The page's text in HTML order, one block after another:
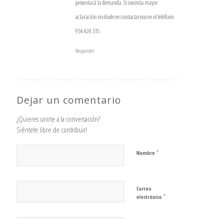
presentará la demanda. Si necesita mayor
aclaración no dude en contactarnos en el teléfono
954 424 335.
Responder
Dejar un comentario
¿Quieres unirte a la conversación?
Siéntete libre de contribuir!
Nombre *
Correo
electrónico *